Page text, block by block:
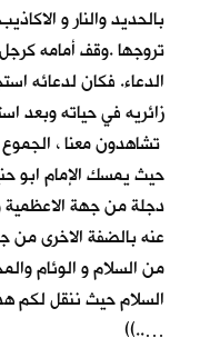
بالحديد والنار و
تروجها .وقف أمامه
الدعاء. فكان لدعائه
زائريه في حياته وبعد
تشاهدون معنا ، الجموع
حيث يمسك الإمام ابو
دجلة من جهة الاعظمية
عنه بالضفة الاخرى من
من السلام و الوئام
السلام حيث ننقل لكم
…..))